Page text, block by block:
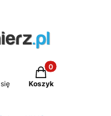
Produkty w
Koszyk